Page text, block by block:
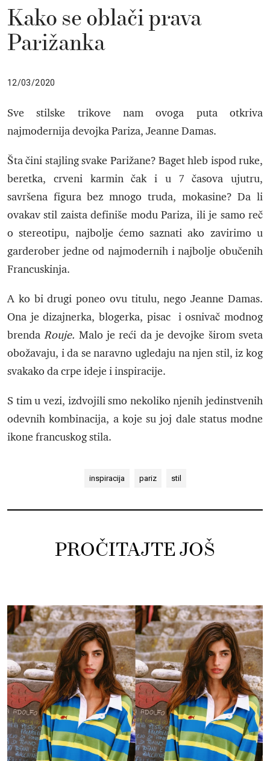
Kako se oblači prava
Parižanka
12/03/2020
Sve stilske trikove nam ovoga puta otkriva
najmodernija devojka Pariza, Jeanne Damas.
Šta čini stajling svake Parižane? Baget hleb ispod ruke,
beretka, crveni karmin čak i u 7 časova ujutru,
savršena figura bez mnogo truda, mokasine? Da li
ovakav stil zaista definiše modu Pariza, ili je samo reč
o stereotipu, najbolje ćemo saznati ako zavirimo u
garderober jedne od najmodernih i najbolje obučenih
Francuskinja.
A ko bi drugi poneo ovu titulu, nego Jeanne Damas.
Ona je dizajnerka, blogerka, pisac i osnivač modnog
brendaRouje. Malo je reći da je devojke širom sveta
obožavaju, i da se naravno ugledaju na njen stil, iz kog
svakako da crpe ideje i inspiracije.
S tim u vezi, izdvojili smo nekoliko njenih jedinstvenih
odevnih kombinacija, a koje su joj dale status modne
ikone francuskog stila.
inspiracija pariz stil
PROČITAJTE JOŠ